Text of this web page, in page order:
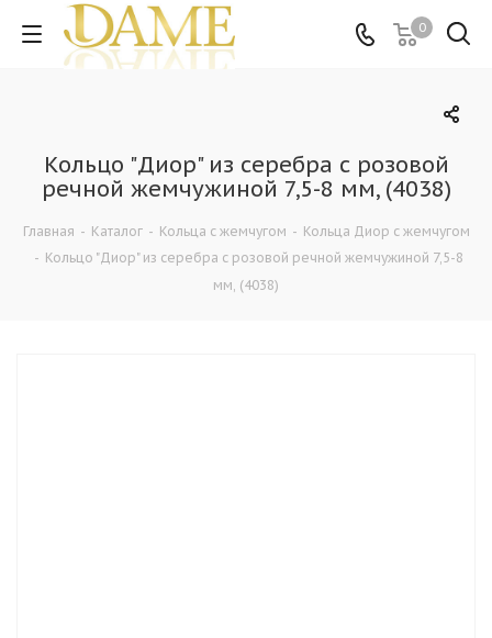
0
Кольцо "Диор" из серебра с розовой
речной жемчужиной 7,5-8 мм, (4038)
Главная - Каталог - Кольца c жемчугом - Кольца Диор с жемчугом
- Кольцо "Диор" из серебра с розовой речной жемчужиной 7,5-8
мм, (4038)